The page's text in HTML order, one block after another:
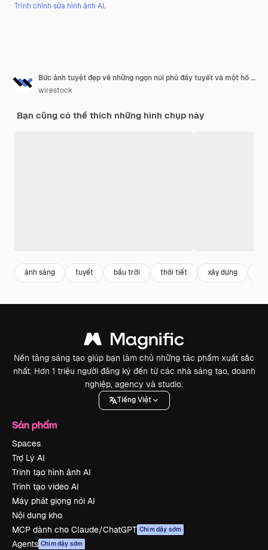
Trình chỉnh sửa hình ảnh AI.
Bức ảnh tuyệt đẹp về những ngọn núi phủ đầy tuyết và một hồ nước
wirestock
Bạn cũng có thể thích những hình chụp này
ánh sáng tuyết bầu trời thời tiết xây dựng
Nền tảng sáng tạo giúp bạn làm chủ những tác phẩm xuất sắc
nhất. Hơn 1 triệu người đăng ký đến từ các nhà sáng tạo, doanh
nghiệp, agency và studio.
Tiếng Việt
Sản phẩm
Spaces
Trợ Lý AI
Trình tạo hình ảnh AI
Trình tạo video AI
Máy phát giọng nói AI
Nội dung kho
MCP dành cho Claude/ChatGPT Chim dậy sớm
Agents Chim dậy sớm